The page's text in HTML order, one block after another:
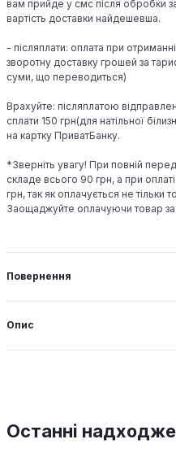
вам прийде у смс після обробки
вартість доставки найдешевша.
- післяплати: оплата при
зворотну доставку грошей за
суми, що переводиться)
Врахуйте: післяплатою
сплати 150 грн(для натільної
на картку ПриватБанку.
*Зверніть увагу! При повній
складе всього 90 грн, а при
грн, так як оплачується не тільки
Заощаджуйте оплачуючи товар
Повернення
Опис
Останні